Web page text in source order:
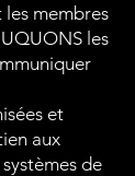
membres
les
et
aux
de